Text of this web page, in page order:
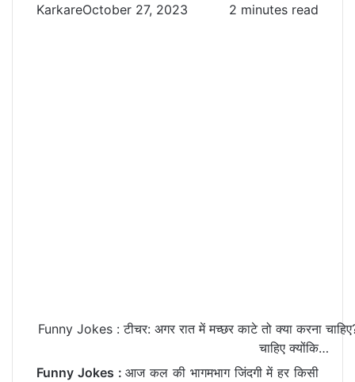
KarkareOctober 27, 2023 2 minutes read
Funny Jokes : टीचर: अगर रात में मच्‍छर काटे तो क्‍या करना
चाहिए क्‍योंकि…
Funny Jokes :आज कल की भागमभाग जिंदगी में हर किसी